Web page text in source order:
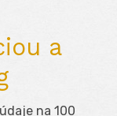
a
na 100